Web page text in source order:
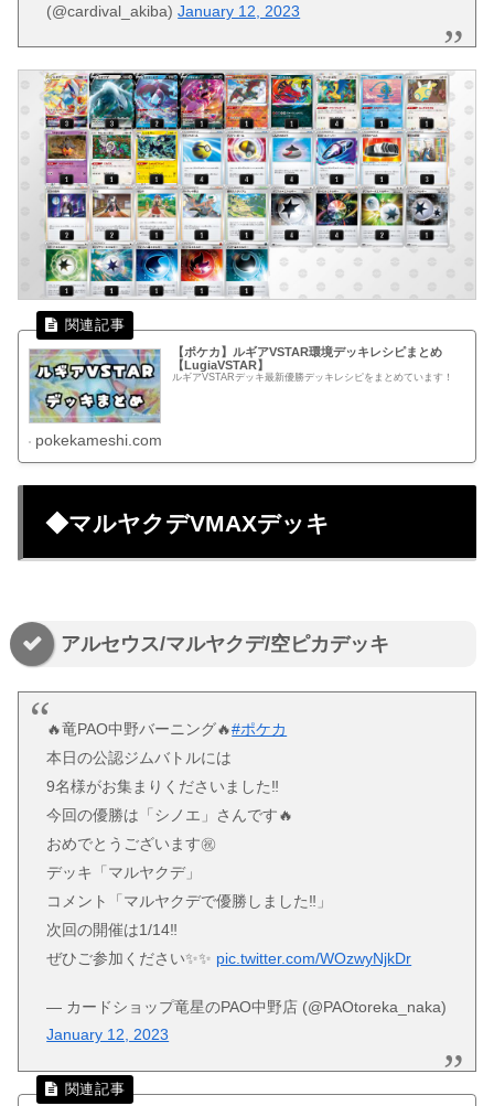
(@cardival_akiba)January 12, 2023
【ポケカ】ルギアVSTAR環境デッキレシピまとめ
【LugiaVSTAR】
ルギアVSTARデッキ最新優勝デッキレシピをまとめています！
pokekameshi.com
◆マルヤクデVMAXデッキ
アルセウス/マルヤクデ/空ピカデッキ
🔥竜PAO中野バーニング🔥#ポケカ
本日の公認ジムバトルには
9名様がお集まりくださいました‼
今回の優勝は「シノエ」さんです🔥
おめでとうございます㊗
デッキ「マルヤクデ」
コメント「マルヤクデで優勝しました‼」
次回の開催は1/14‼
ぜひご参加ください✨✨ pic.twitter.com/WOzwyNjkDr
— カードショップ竜星のPAO中野店 (@PAOtoreka_naka)
January 12, 2023